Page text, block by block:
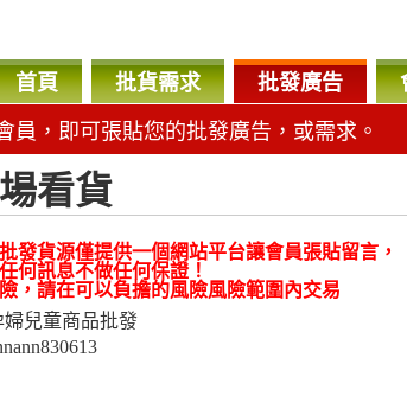
首頁 批貨需求 批發廣告
員，即可張貼您的批發廣告，或需求。
看貨
發貨源僅提供一個網站平台讓會員張貼留言，
何訊息不做任何保證！
，請在可以負擔的風險風險範圍內交易
婦兒童商品批發